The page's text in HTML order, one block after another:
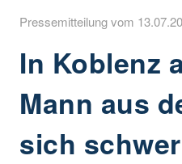
Pressemitteilung vom
In Koblenz
Mann aus
sich schwer